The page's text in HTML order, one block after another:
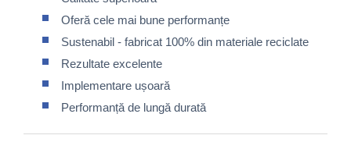
Oferă cele mai bune performanțe
Sustenabil - fabricat 100% din materiale reciclate
Rezultate excelente
Implementare ușoară
Performanță de lungă durată